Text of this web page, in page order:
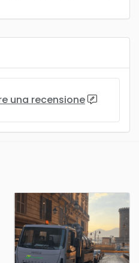
una recensione